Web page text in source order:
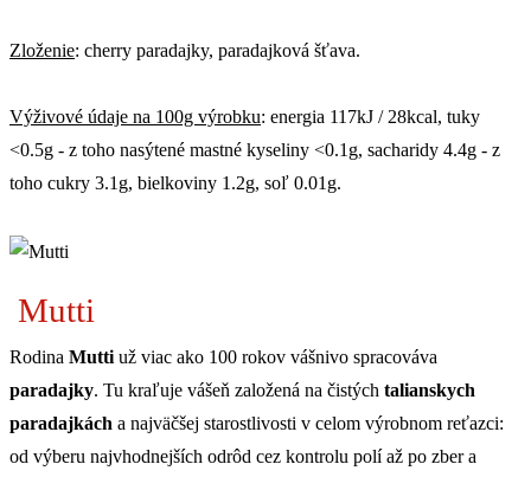
Zloženie: cherry paradajky, paradajková šťava.
Výživové údaje na 100g výrobku: energia 117kJ / 28kcal, tuky
<0.5g - z toho nasýtené mastné kyseliny <0.1g, sacharidy 4.4g - z
toho cukry 3.1g, bielkoviny 1.2g, soľ 0.01g.
Mutti
Rodina Mutti už viac ako 100 rokov vášnivo spracováva
paradajky. Tu kraľuje vášeň založená na čistých talianskych
paradajkách a najväčšej starostlivosti v celom výrobnom reťazci:
od výberu najvhodnejších odrôd cez kontrolu polí až po zber a